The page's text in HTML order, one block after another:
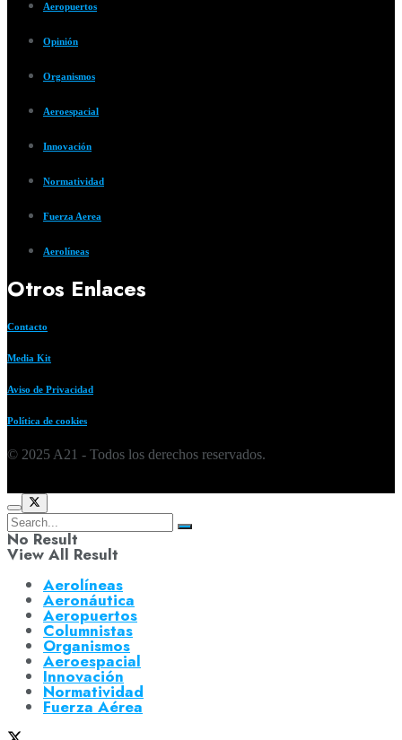
Aeropuertos
Opinión
Organismos
Aeroespacial
Innovación
Normatividad
Fuerza Aerea
Aerolíneas
Otros Enlaces
Contacto
Media Kit
Aviso de Privacidad
Política de cookies
© 2025 A21 - Todos los derechos reservados.
No Result
View All Result
Aerolíneas
Aeronáutica
Aeropuertos
Columnistas
Organismos
Aeroespacial
Innovación
Normatividad
Fuerza Aérea